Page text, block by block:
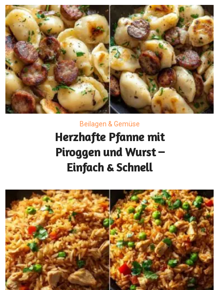
Beilagen & Gemüse
Herzhafte Pfanne mit
Piroggen und Wurst –
Einfach & Schnell